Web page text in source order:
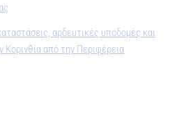
αρδευτικές υποδομές και
από την Περιφέρεια